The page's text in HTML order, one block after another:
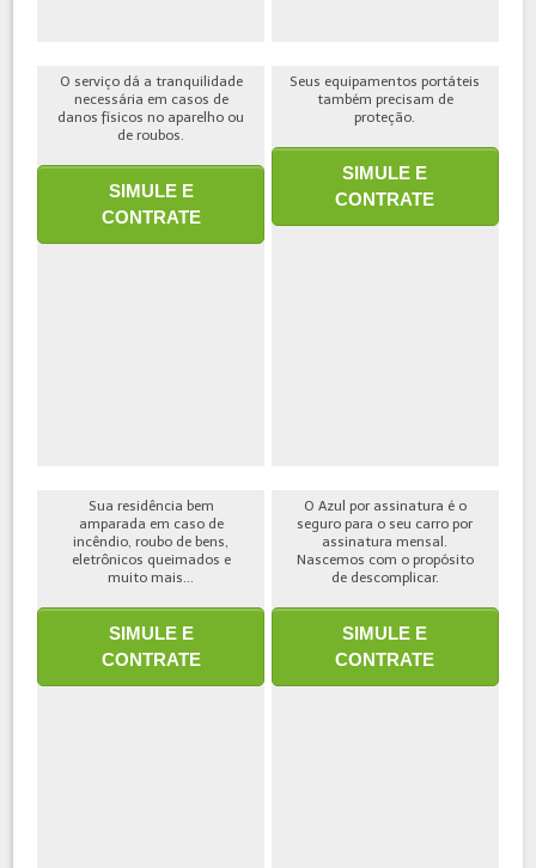
O serviço dá a tranquilidade
necessária em casos de
danos físicos no aparelho ou
de roubos.
SIMULE E
CONTRATE
Seus equipamentos portáteis
também precisam de
proteção.
SIMULE E
CONTRATE
Sua residência bem
amparada em caso de
incêndio, roubo de bens,
eletrônicos queimados e
muito mais...
SIMULE E
CONTRATE
O Azul por assinatura é o
seguro para o seu carro por
assinatura mensal.
Nascemos com o propósito
de descomplicar.
SIMULE E
CONTRATE